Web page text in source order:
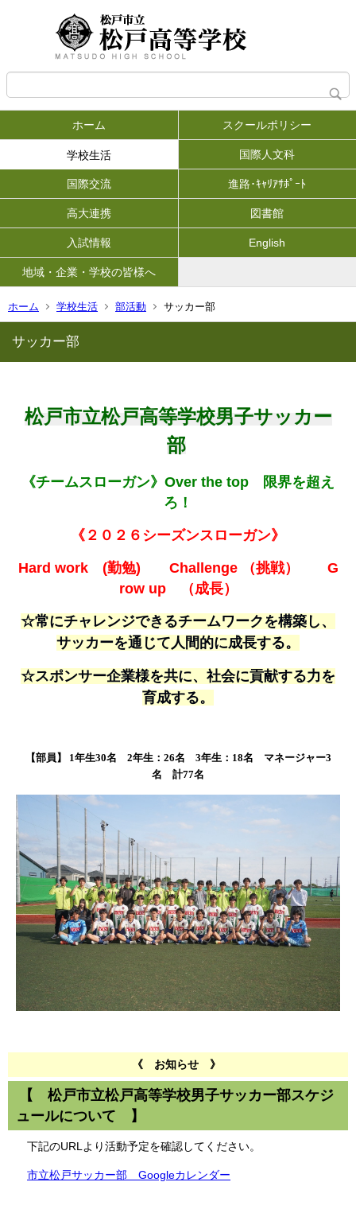
ホーム スクールポリシー
学校生活 国際人文科
国際交流 進路･ｷｬﾘｱｻﾎﾟｰﾄ
高大連携 図書館
入試情報 English
地域・企業・学校の皆様へ
ホーム 学校生活 部活動 サッカー部
サッカー部
松戸市立松戸高等学校男子サッカー
部
《チームスローガン》Over the top 限界を超え
ろ！
《２０２６シーズンスローガン》
Hard work (勤勉) Challenge （挑戦） G
row up （成長）
☆常にチャレンジできるチームワークを構築し、
サッカーを通じて人間的に成長する。
☆スポンサー企業様を共に、社会に貢献する力を
育成する。
【部員】 1年生30名 2年生：26名 3年生：18名 マネージャー3
名 計77名
《 お知らせ 》
【 松戸市立松戸高等学校男子サッカー部スケジ
ュールについて 】
下記のURLより活動予定を確認してください。
市立松戸サッカー部 Googleカレンダー